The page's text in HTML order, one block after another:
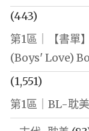
(443)
第1區｜【書單
(Boys' Love)
(1,551)
第1區｜BL-耽